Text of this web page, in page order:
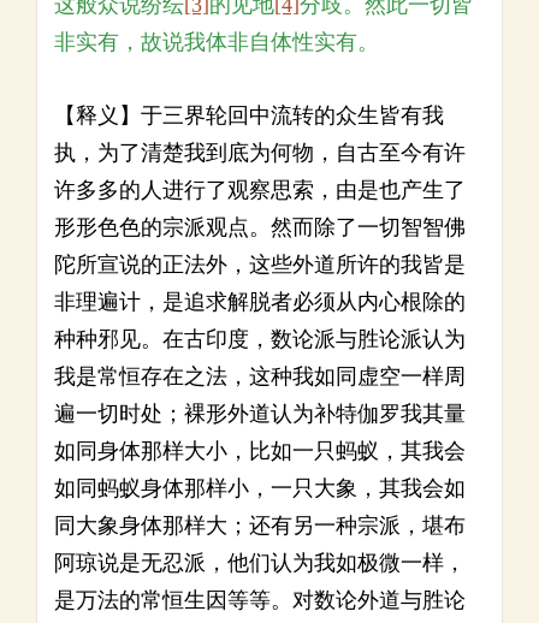
这般众说纷纭[3]的见地[4]分歧。然此一切皆
非实有，故说我体非自体性实有。
【释义】于三界轮回中流转的众生皆有我
执，为了清楚我到底为何物，自古至今有许
许多多的人进行了观察思索，由是也产生了
形形色色的宗派观点。然而除了一切智智佛
陀所宣说的正法外，这些外道所许的我皆是
非理遍计，是追求解脱者必须从内心根除的
种种邪见。在古印度，数论派与胜论派认为
我是常恒存在之法，这种我如同虚空一样周
遍一切时处；裸形外道认为补特伽罗我其量
如同身体那样大小，比如一只蚂蚁，其我会
如同蚂蚁身体那样小，一只大象，其我会如
同大象身体那样大；还有另一种宗派，堪布
阿琼说是无忍派，他们认为我如极微一样，
是万法的常恒生因等等。对数论外道与胜论